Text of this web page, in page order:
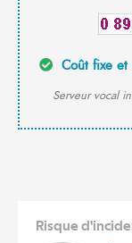
Coût fixe
Serveur vocal
Risque